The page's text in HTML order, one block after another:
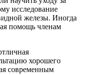
исследование
железы. Иногда
помощь членам
хорошего
современным